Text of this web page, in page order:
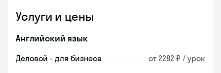
Услуги и цены
Английский язык
Деловой - для бизнеса от 2282 ₽ / урок